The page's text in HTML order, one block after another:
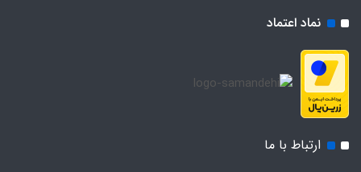
نماد اعتماد
ارتباط با ما